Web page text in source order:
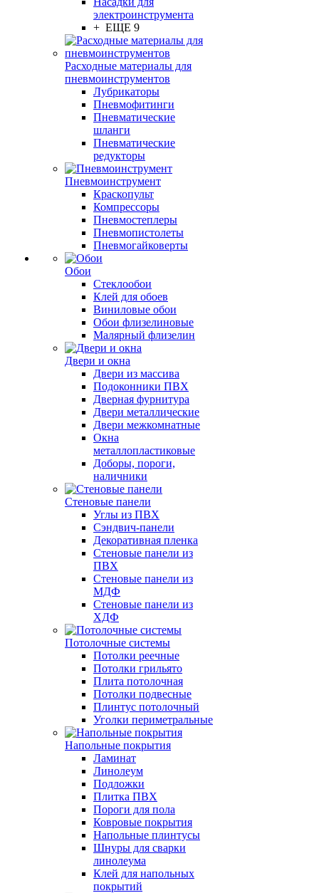
электроинструмента
+ ЕЩЕ 9
Расходные материалы для
пневмоинструментов
Лубрикаторы
Пневмофитинги
Пневматические
шланги
Пневматические
редукторы
Пневмоинструмент
Краскопульт
Компрессоры
Пневмостеплеры
Пневмопистолеты
Пневмогайковерты
Обои
Стеклообои
Клей для обоев
Виниловые обои
Обои флизелиновые
Малярный флизелин
Двери и окна
Двери из массива
Подоконники ПВХ
Дверная фурнитура
Двери металлические
Двери межкомнатные
Окна
металлопластиковые
Доборы, пороги,
наличники
Стеновые панели
Углы из ПВХ
Сэндвич-панели
Декоративная пленка
Стеновые панели из
ПВХ
Стеновые панели из
МДФ
Стеновые панели из
ХДФ
Потолочные системы
Потолки реечные
Потолки грильято
Плита потолочная
Потолки подвесные
Плинтус потолочный
Уголки периметральные
Напольные покрытия
Ламинат
Линолеум
Подложки
Плитка ПВХ
Пороги для пола
Ковровые покрытия
Напольные плинтусы
Шнуры для сварки
линолеума
Клей для напольных
покрытий